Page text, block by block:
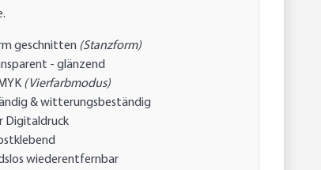
geschnitten (Stanzform)
- glänzend
(Vierfarbmodus)
& witterungsbeständig
Digitaldruck
wiederentfernbar